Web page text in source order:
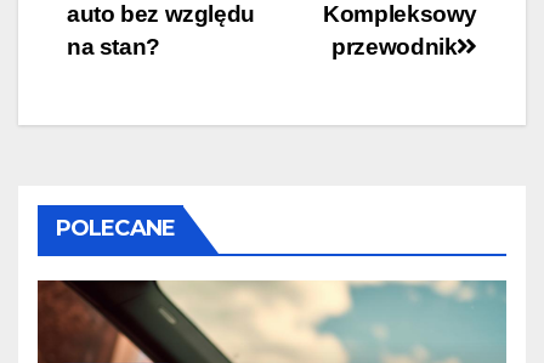
Kompleksowy
przewodnik
auto bez względu
na stan?
POLECANE